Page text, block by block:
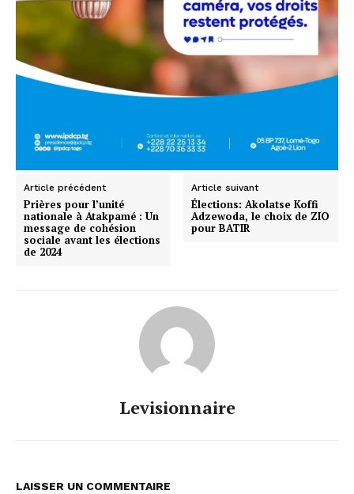
Article précédent
Prières pour l’unité
nationale à Atakpamé : Un
message de cohésion
sociale avant les élections
de 2024
Article suivant
Élections: Akolatse Koffi
Adzewoda, le choix de ZIO
pour BATIR
Levisionnaire
LAISSER UN COMMENTAIRE